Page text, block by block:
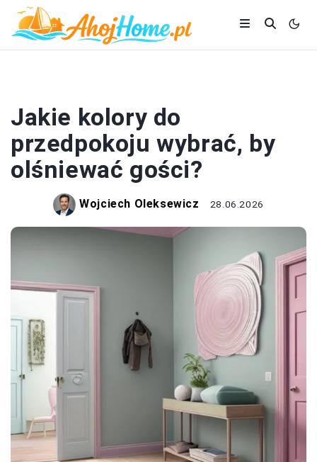
Jakie kolory do
przedpokoju wybrać, by
olśniewać gości?
Wojciech Oleksewicz 28.06.2026